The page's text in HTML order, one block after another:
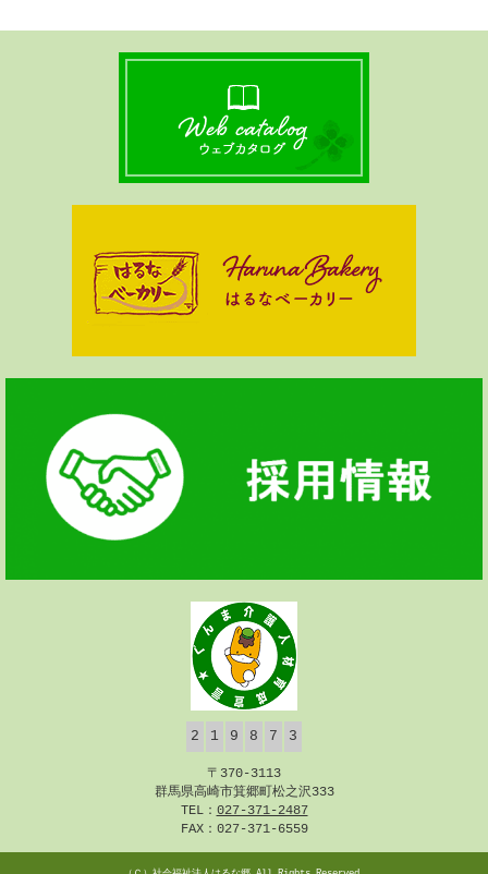
2 1 9 8 7 3
〒370-3113
群馬県高崎市箕郷町松之沢333
TEL： 027-371-2487
FAX：027-371-6559